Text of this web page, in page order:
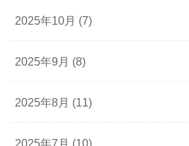
2025年10月 (7)
2025年9月 (8)
2025年8月 (11)
2025年7月 (10)